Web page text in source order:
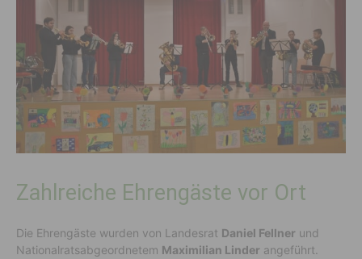
Zahlreiche Ehrengäste vor Ort
Die Ehrengäste wurden von Landesrat Daniel Fellner und
Nationalratsabgeordnetem Maximilian Linder angeführt.